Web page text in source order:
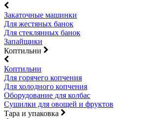
Закаточные машинки
Для жестяных банок
Для стеклянных банок
Запайщики
Коптильни
Коптильни
Для горячего копчения
Для холодного копчения
Оборудование для колбас
Сушилки для овощей и фруктов
Тара и упаковка